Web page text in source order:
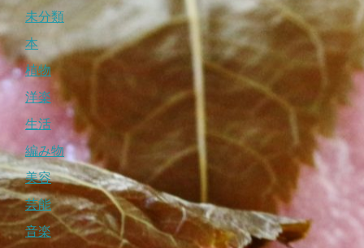
未分類
本
植物
洋楽
生活
編み物
美容
芸能
音楽